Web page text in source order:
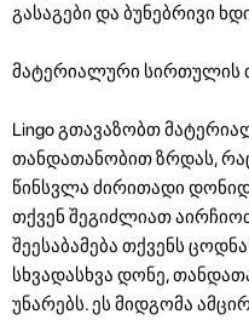
გასაგები და ბუნებრივი
მატერიალური სირთულის
Lingo გთავაზობთ
თანდათანობით ზრდას,
წინსვლა ძირითადი
თქვენ შეგიძლიათ
შეესაბამება თქვენს
სხვადასხვა დონე,
უნარებს. ეს მიდგომა